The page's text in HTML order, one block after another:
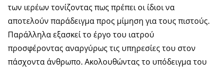
των ιερέων τονίζοντας πως πρέπει οι ίδιοι να
αποτελούν παράδειγμα προς μίμηση για τους πιστούς.
Παράλληλα εξασκεί το έργο του ιατρού
προσφέροντας αναργύρως τις υπηρεσίες του στον
πάσχοντα άνθρωπο. Ακολουθώντας το υπόδειγμα του